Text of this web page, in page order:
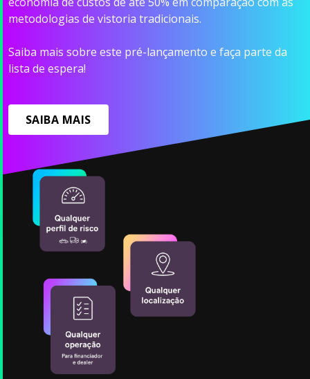
metodologias de vistoria tradicionais.
Saiba mais sobre este pré-lançamento e faça parte da
lista de espera!
SAIBA MAIS